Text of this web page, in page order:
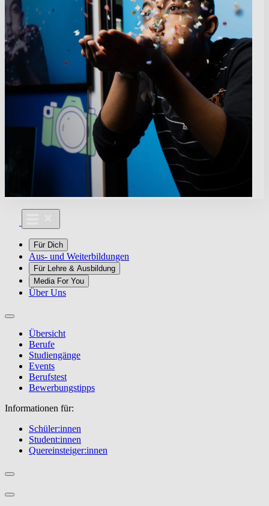
Für Dich
Aus- und Weiterbildungen
Für Lehre & Ausbildung
Media For You
Über Uns
Übersicht
Berufe
Studiengänge
Events
Berufstest
Bewerbungstipps
Informationen für:
Schüler:innen
Student:innen
Quereinsteiger:innen